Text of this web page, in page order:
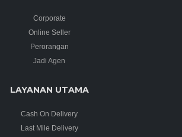
Corporate
Online Seller
Perorangan
Jadi Agen
LAYANAN UTAMA
Cash On Delivery
Last Mile Delivery